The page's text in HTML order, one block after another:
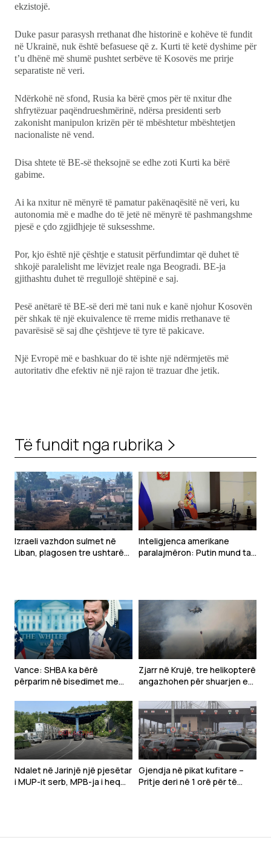
ekzistojë.
Duke pasur parasysh rrethanat dhe historinë e kohëve të fundit
në Ukrainë, nuk është befasuese që z. Kurti të ketë dyshime për
t’u dhënë më shumë pushtet serbëve të Kosovës me prirje
separatiste në veri.
Ndërkohë në sfond, Rusia ka bërë çmos për të nxitur dhe
shfrytëzuar paqëndrueshmërinë, ndërsa presidenti serb
zakonisht manipulon krizën për të mbështetur mbështetjen
nacionaliste në vend.
Disa shtete të BE-së theksojnë se edhe zoti Kurti ka bërë
gabime.
Ai ka nxitur në mënyrë të pamatur pakënaqësitë në veri, ku
autonomia më e madhe do të jetë në mënyrë të pashmangshme
pjesë e çdo zgjidhjeje të suksesshme.
Por, kjo është një çështje e statusit përfundimtar që duhet të
shkojë paralelisht me lëvizjet reale nga Beogradi. BE-ja
gjithashtu duhet të rregullojë shtëpinë e saj.
Pesë anëtarë të BE-së deri më tani nuk e kanë njohur Kosovën
për shkak të një ekuivalence të rreme midis rrethanave të
pavarësisë së saj dhe çështjeve të tyre të pakicave.
Një Evropë më e bashkuar do të ishte një ndërmjetës më
autoritativ dhe efektiv në një rajon të trazuar dhe jetik.
Të fundit nga rubrika
Izraeli vazhdon sulmet në
Liban, plagosen tre ushtarë
Inteligjenca amerikane
paralajmëron: Putin mund ta
Vance: SHBA ka bërë
përparim në bisedimet me
Zjarr në Krujë, tre helikopterë
angazhohen për shuarjen e
zjarrvënie të qëllimshme
Ndalet në Jarinjë një pjesëtar
i MUP-it serb, MPB-ja i heq
Gjendja në pikat kufitare –
Pritje deri në 1 orë për të